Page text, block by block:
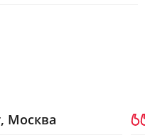
проборе, подозрении на
без трихоскопии
активный процесс. После
до лечения.
Москва